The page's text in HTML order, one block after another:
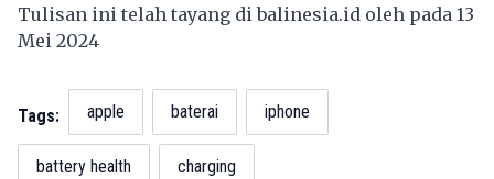
Tulisan ini telah tayang dibalinesia.id oleh pada 13
Mei 2024
Tags: apple baterai iphone
battery health charging